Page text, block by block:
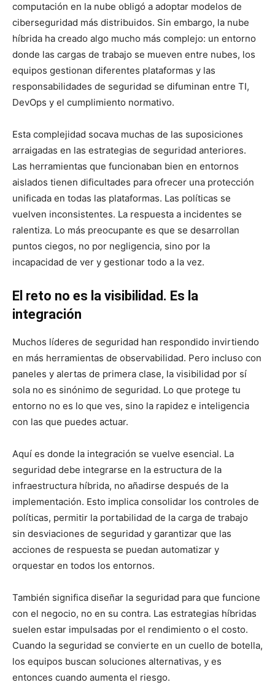
computación en la nube obligó a adoptar modelos de
ciberseguridad más distribuidos. Sin embargo, la nube
híbrida ha creado algo mucho más complejo: un entorno
donde las cargas de trabajo se mueven entre nubes, los
equipos gestionan diferentes plataformas y las
responsabilidades de seguridad se difuminan entre TI,
DevOps y el cumplimiento normativo.
Esta complejidad socava muchas de las suposiciones
arraigadas en las estrategias de seguridad anteriores.
Las herramientas que funcionaban bien en entornos
aislados tienen dificultades para ofrecer una protección
unificada en todas las plataformas. Las políticas se
vuelven inconsistentes. La respuesta a incidentes se
ralentiza. Lo más preocupante es que se desarrollan
puntos ciegos, no por negligencia, sino por la
incapacidad de ver y gestionar todo a la vez.
El reto no es la visibilidad. Es la
integración
Muchos líderes de seguridad han respondido invirtiendo
en más herramientas de observabilidad. Pero incluso con
paneles y alertas de primera clase, la visibilidad por sí
sola no es sinónimo de seguridad. Lo que protege tu
entorno no es lo que ves, sino la rapidez e inteligencia
con las que puedes actuar.
Aquí es donde la integración se vuelve esencial. La
seguridad debe integrarse en la estructura de la
infraestructura híbrida, no añadirse después de la
implementación. Esto implica consolidar los controles de
políticas, permitir la portabilidad de la carga de trabajo
sin desviaciones de seguridad y garantizar que las
acciones de respuesta se puedan automatizar y
orquestar en todos los entornos.
También significa diseñar la seguridad para que funcione
con el negocio, no en su contra. Las estrategias híbridas
suelen estar impulsadas por el rendimiento o el costo.
Cuando la seguridad se convierte en un cuello de botella,
los equipos buscan soluciones alternativas, y es
entonces cuando aumenta el riesgo.